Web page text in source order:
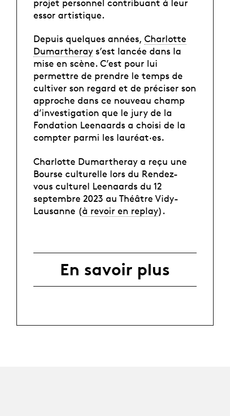
projet personnel contribuant à leur
essor artistique.
Depuis quelques années, Charlotte
Dumartheray s’est lancée dans la
mise en scène. C’est pour lui
permettre de prendre le temps de
cultiver son regard et de préciser son
approche dans ce nouveau champ
d’investigation que le jury de la
Fondation Leenaards a choisi de la
compter parmi les lauréat·es.
Charlotte Dumartheray a reçu une
Bourse culturelle lors du Rendez-
vous culturel Leenaards du 12
septembre 2023 au Théâtre Vidy-
Lausanne (à revoir en replay).
En savoir plus